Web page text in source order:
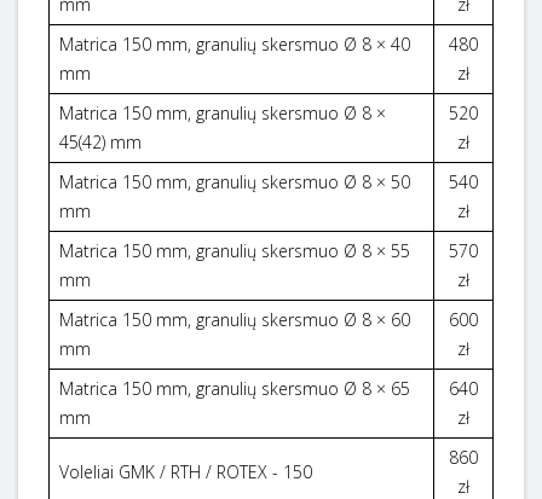
Matrica 150 mm, granulių skersmuo Ø 8 × 40
mm
480
zł
Matrica 150 mm, granulių skersmuo Ø 8 ×
45(42) mm
520
zł
Matrica 150 mm, granulių skersmuo Ø 8 × 50
mm
540
zł
Matrica 150 mm, granulių skersmuo Ø 8 × 55
mm
570
zł
Matrica 150 mm, granulių skersmuo Ø 8 × 60
mm
600
zł
Matrica 150 mm, granulių skersmuo Ø 8 × 65
mm
640
zł
Voleliai GMK / RTH / ROTEX - 150
860
zł